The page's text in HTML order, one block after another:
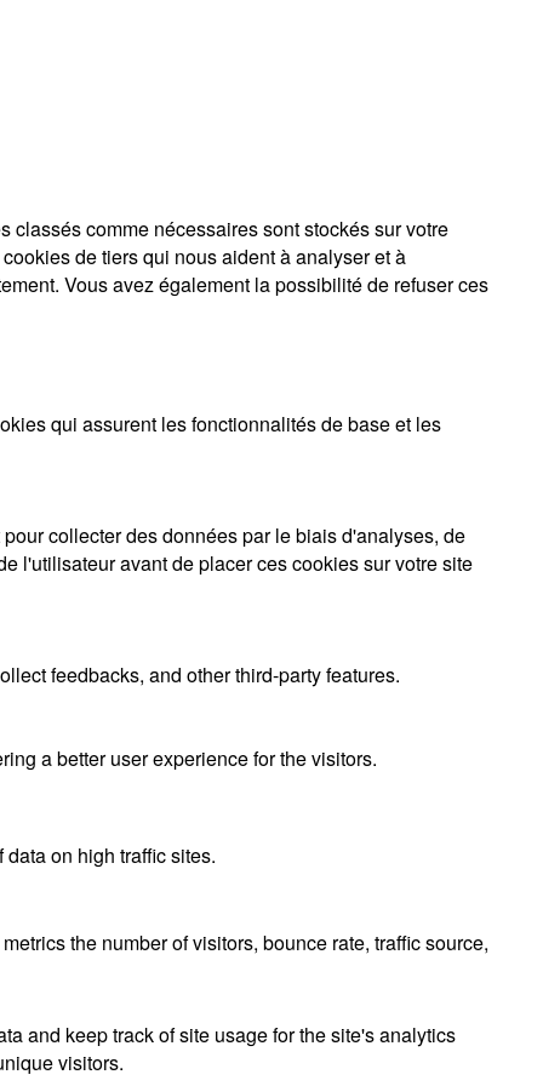
comme nécessaires sont stockés sur votre
de tiers qui nous aident à analyser et à
Vous avez également la possibilité de refuser ces
qui assurent les fonctionnalités de base et les
collecter des données par le biais d'analyses, de
l'utilisateur avant de placer ces cookies sur votre site
feedbacks, and other third-party features.
a better user experience for the visitors.
on high traffic sites.
the number of visitors, bounce rate, traffic source,
and keep track of site usage for the site's analytics
visitors.